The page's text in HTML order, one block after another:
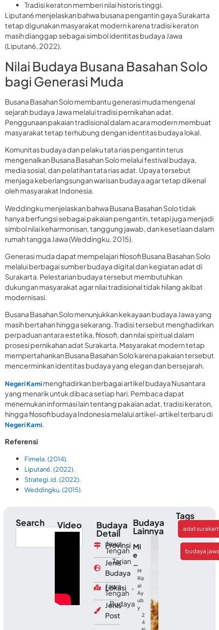
Tradisi keraton memberi nilai historis tinggi.
Liputan6 menjelaskan bahwa busana pengantin gaya Surakarta
tetap digunakan masyarakat modern karena tradisi keraton
masih dianggap sebagai simbol identitas budaya Jawa
(Liputan6, 2022).
Nilai Budaya Busana Basahan Solo
bagi Generasi Muda
Busana Basahan Solo membantu generasi muda mengenal
sejarah budaya Jawa melalui tradisi pernikahan adat.
Penggunaan pakaian tradisional dalam acara modern membuat
masyarakat tetap terhubung dengan identitas budaya lokal.
Komunitas budaya dan pelaku tata rias pengantin terus
mengenalkan Busana Basahan Solo melalui festival budaya,
media sosial, dan pelatihan tata rias adat. Upaya tersebut
menjaga keberlangsungan warisan budaya agar tetap dikenal
oleh masyarakat Indonesia.
Weddingku menjelaskan bahwa Busana Basahan Solo tidak
hanya berfungsi sebagai pakaian pengantin, tetapi juga menjadi
simbol nilai keharmonisan, tanggung jawab, dan kesetiaan dalam
rumah tangga Jawa (Weddingku, 2015).
Generasi muda dapat mempelajari filosofi Busana Basahan Solo
melalui berbagai sumber budaya digital dan kegiatan adat di
Surakarta. Pelestarian budaya tersebut membutuhkan
dukungan masyarakat agar nilai tradisional tidak hilang akibat
modernisasi.
Busana Basahan Solo menunjukkan kekayaan budaya Jawa yang
masih bertahan hingga sekarang. Tradisi tersebut menghadirkan
perpaduan antara estetika, filosofi, dan nilai spiritual dalam
prosesi pernikahan adat Surakarta. Masyarakat modern tetap
mempertahankan Busana Basahan Solo karena pakaian tersebut
mencerminkan identitas budaya yang elegan dan bersejarah.
Negeri Kamimenghadirkan berbagai artikel budaya Nusantara
yang menarik untuk dibaca setiap hari. Pembaca dapat
menemukan informasi lain tentang pakaian adat, tradisi keraton,
hingga filosofi budaya Indonesia melalui artikel-artikel terbaru di
Negeri Kami.
Referensi
Fimela. (2014).
Liputan6. (2022).
Strategi.id. (2022).
Weddingku. (2015).
Search Video Budaya
Detail
Provinsi
Jawa
Tengah
Jenis
Budaya
Tarian
Lokasi
Jawa
Tengah
Jenis
Post
Budaya
Budaya
Lainnya
Mi
e
Kh
as
Ac
eh
Cit
Ra
M
Riz
al
Ay
ub
y
2
4
Tags
adat
,
budaya